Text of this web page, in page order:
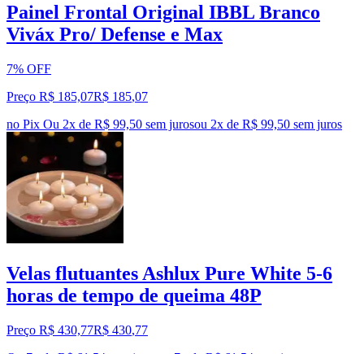
Painel Frontal Original IBBL Branco
Viváx Pro/ Defense e Max
7% OFF
Preço R$ 185,07R$ 185,07
no Pix Ou 2x de R$ 99,50 sem jurosou 2x de R$ 99,50 sem juros
Velas flutuantes Ashlux Pure White 5-6
horas de tempo de queima 48P
Preço R$ 430,77R$ 430,77